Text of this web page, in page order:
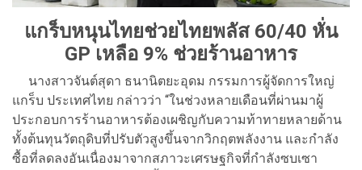
แกร็บหนุนไทยช่วยไทยพลัส 60/40 หั่น
GP เหลือ 9% ช่วยร้านอาหาร
นางสาวจันต์สุดา ธนานิตยะอุดม กรรมการผู้จัดการใหญ่
แกร็บ ประเทศไทย กล่าวว่า “ในช่วงหลายเดือนที่ผ่านมาผู้
ประกอบการร้านอาหารต้องเผชิญกับความท้าทายหลายด้าน
ทั้งต้นทุนวัตถุดิบที่ปรับตัวสูงขึ้นจากวิกฤตพลังงาน และกำลัง
ซื้อที่ลดลงอันเนื่องมาจากสภาวะเศรษฐกิจที่กำลังซบเซา